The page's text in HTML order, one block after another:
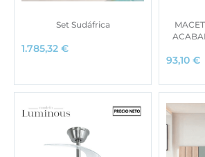
Set Sudáfrica
1.785,32 €
93,10 €